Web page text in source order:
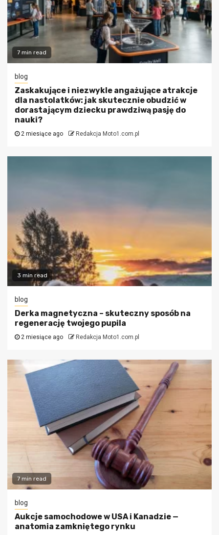
7 min read
blog
Zaskakujące i niezwykle angażujące atrakcje
dla nastolatków: jak skutecznie obudzić w
dorastającym dziecku prawdziwą pasję do
nauki?
2 miesiące ago Redakcja Moto1.com.pl
3 min read
blog
Derka magnetyczna – skuteczny sposób na
regenerację twojego pupila
2 miesiące ago Redakcja Moto1.com.pl
7 min read
blog
Aukcje samochodowe w USA i Kanadzie —
anatomia zamkniętego rynku